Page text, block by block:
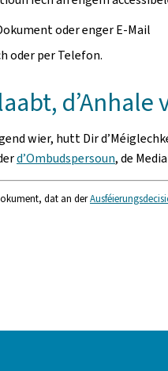
oder enger E-Mail
oder per Telefon.
wier, hutt Dir
d’Ombudspersoun, de
dat an der